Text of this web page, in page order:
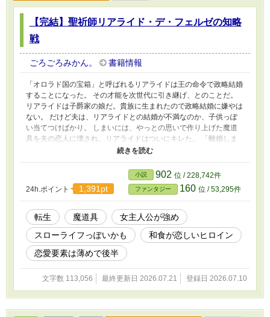
【完結】聖祈師リアライド・デ・フェルゼの知略
戦
ごろごろみかん。 書籍情報
「オロラド国の宝箱」と呼ばれるリアライドは王の命令で政略結婚
することになった。 その才能を次世代に引き継げ、とのことだ。
リアライドは子爵家の娘だ。貴族に生まれたので政略結婚に嫌やは
ない。 だけど夫は、リアライドとの結婚が不満なのか、子供っぽ
い当てつけばかり。 しまいには、やっとの思いで作り上げた魔道
具を夫の恋人に壊され、リアライドはついにキレた。 「離婚しま
しょう、判を押さないのであれば亡命します」 リアライドには亡
命を果たすだけの実力があった。 ☆趣味全開です。ざまぁと、ち
ょっと恋愛成分？糖度は低め 女主人公は我が道行くタイプなので
あんまり優しくないかもしれません。 タグの確認をお願いしま
す。
24h.ポイント 1,391pt
小説 902 位 / 228,742件
ファンタジー 160 位 / 53,295件
転生 魔道具
女主人公が強め
スローライフっぽいかも
和食が恋しいヒロイン
恋愛要素は薄めで後半
文字数 113,056 最終更新日 2026.07.21 登録日 2026.07.10